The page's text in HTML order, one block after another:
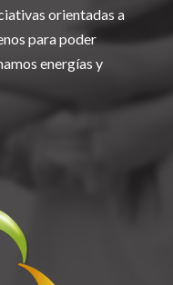
orientadas a
para poder
energías y